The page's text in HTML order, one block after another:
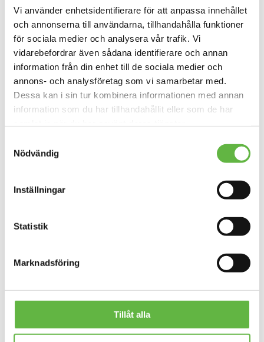
Vi använder enhetsidentifierare för att anpassa innehållet
och annonserna till användarna, tillhandahålla funktioner
för sociala medier och analysera vår trafik. Vi
vidarebefordrar även sådana identifierare och annan
information från din enhet till de sociala medier och
annons- och analysföretag som vi samarbetar med.
Dessa kan i sin tur kombinera informationen med annan
information som du har tillhandahållit eller som de har
Nödvändig
Inställningar
Statistik
Marknadsföring
Tillåt alla
Omdömen
Produktdata
Perfekt för stand up paddleboarding, segling eller
eller bara utmärkt för att ta en kort resa någonstans för
affärer eller fritid.
Hållbart vattentätt material tillverkat av återvunna
PET-flaskor Vattentät T-Zip-stängning
Avtagbara formade och vadderade axelremmar
Sidofack med vattenresistent dragkedja
Handtag i ena änden
Sidoremmar för att spänna åt och göra väskan
För att hålla väskan i god form: torka
bort smuts med en fuktig trasa. Ta bort den inre
förvaringsfickan och skölj av invändigt med kallt eller